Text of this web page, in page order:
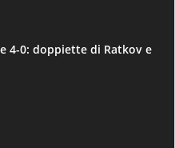
4-0: doppiette di Ratkov e